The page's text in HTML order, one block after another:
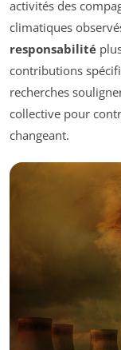
activités des
climatiques
responsabilité
contributions
recherches
collective pour
changeant.